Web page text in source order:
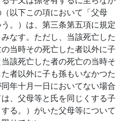
以下この項において「父母
。）は、第三条第五項に規定
なす。ただし、当該死亡した
当時その死亡した者以外に子
該死亡した者の死亡の当時そ
者以外に子も孫もいなかつた
年十月一日においてない場合
、父母等と氏を同じくする子
る。）がいた父母等について